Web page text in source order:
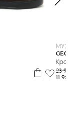
GEOX
23
11 950